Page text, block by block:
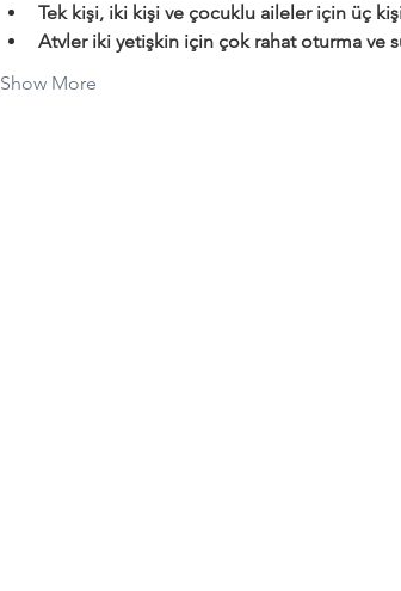
Tek kişi, iki kişi ve çocuklu aileler için üç
Atvler iki yetişkin için çok rahat oturma ve
Show More